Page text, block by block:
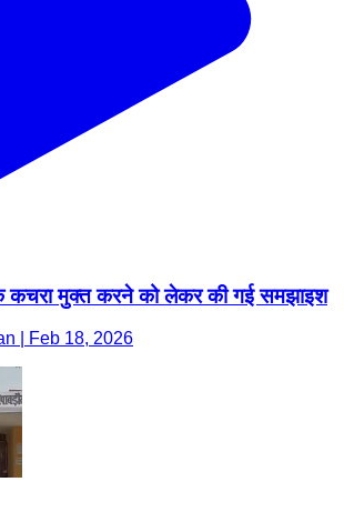
कचरा मुक्त करने को लेकर की गई समझाइश
| Feb 18, 2026